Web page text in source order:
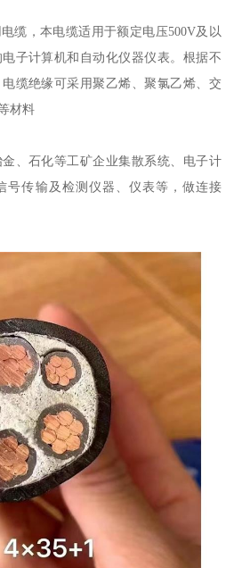
缆，本电缆适用于额定电压500V及以
子计算机和自动化仪器仪表。根据不
缆绝缘可采用聚乙烯、聚氯乙烯、交
材料
、石化等工矿企业集散系统、电子计
号传输及检测仪器、仪表等，做连接